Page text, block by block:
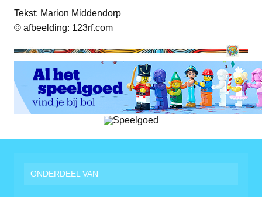
Tekst: Marion Middendorp
© afbeelding: 123rf.com
ONDERDEEL VAN